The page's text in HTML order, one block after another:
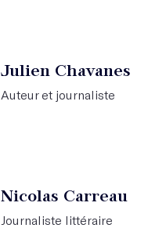
Julien Chavanes
Auteur et journaliste
Nicolas Carreau
Journaliste littéraire